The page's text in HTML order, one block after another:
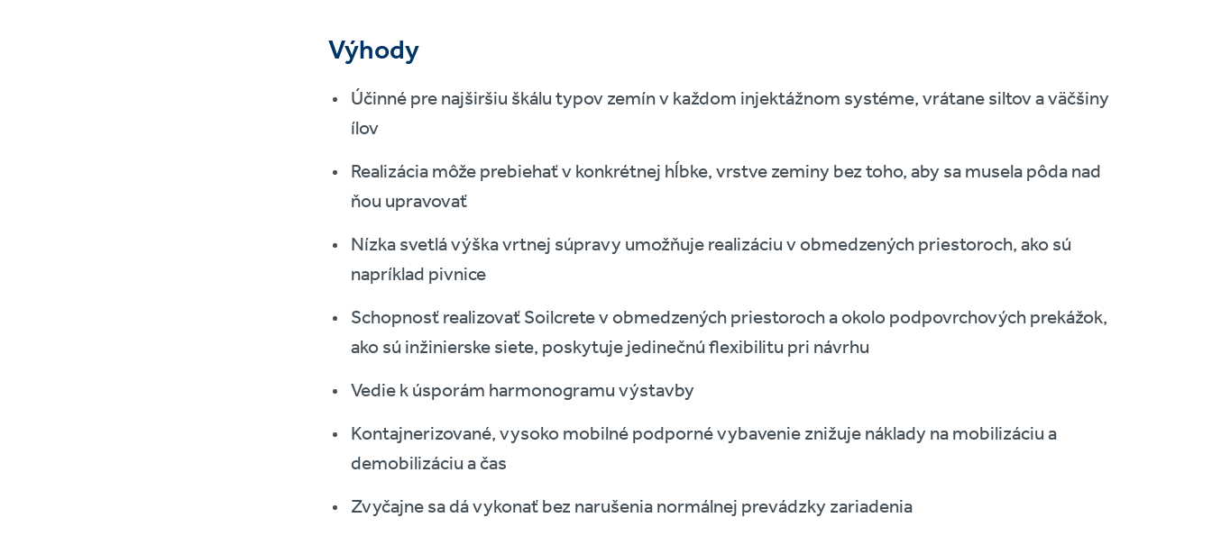
Výhody
Účinné pre najširšiu škálu typov zemín v každom injektážnom systéme, vrátane siltov a väčšiny
ílov
Realizácia môže prebiehať v konkrétnej hĺbke, vrstve zeminy bez toho, aby sa musela pôda nad
ňou upravovať
Nízka svetlá výška vrtnej súpravy umožňuje realizáciu v obmedzených priestoroch, ako sú
napríklad pivnice
Schopnosť realizovať Soilcrete v obmedzených priestoroch a okolo podpovrchových prekážok,
ako sú inžinierske siete, poskytuje jedinečnú flexibilitu pri návrhu
Vedie k úsporám harmonogramu výstavby
Kontajnerizované, vysoko mobilné podporné vybavenie znižuje náklady na mobilizáciu a
demobilizáciu a čas
Zvyčajne sa dá vykonať bez narušenia normálnej prevádzky zariadenia